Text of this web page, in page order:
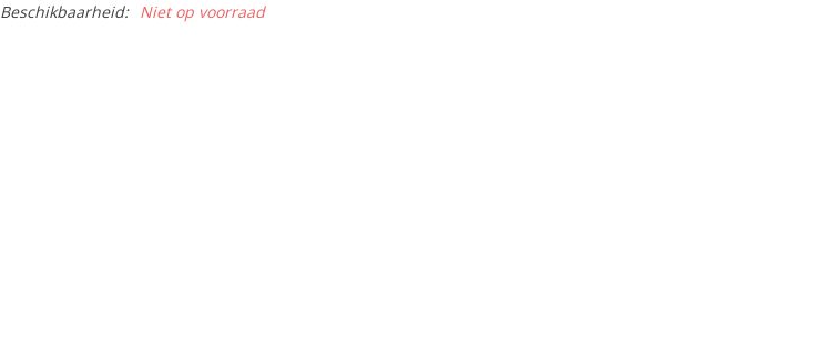
Beschikbaarheid: Niet op voorraad